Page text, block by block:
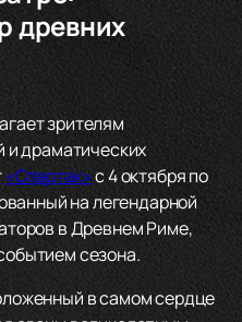
древних
зрителям
и драматических
«Спартак»с 4 октября по
на легендарной
в Древнем Риме,
сезона.
в самом сердце